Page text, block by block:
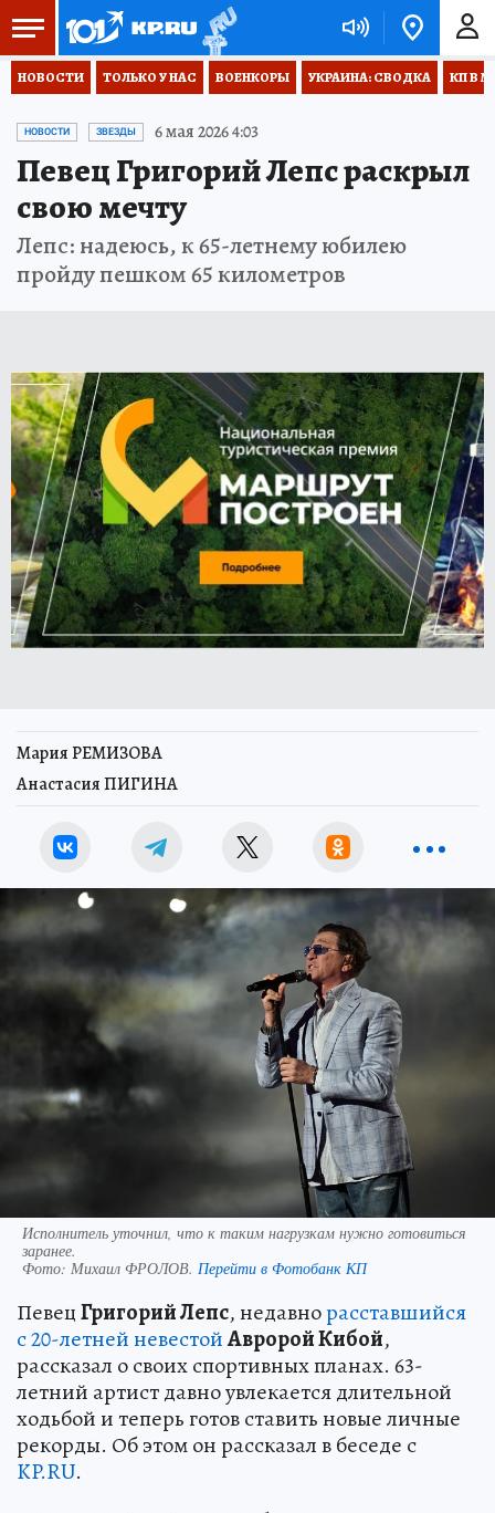
НОВОСТИ ТОЛЬКО У НАС ВОЕНКОРЫ УКРАИНА: СВОДКА КП В
НОВОСТИ ЗВЕЗДЫ 6 мая 2026 4:03
Певец Григорий Лепс раскрыл
свою мечту
Лепс: надеюсь, к 65-летнему юбилею
пройду пешком 65 километров
Мария РЕМИЗОВА
Анастасия ПИГИНА
Исполнитель уточнил, что к таким нагрузкам нужно готовиться
заранее.
Фото: Михаил ФРОЛОВ. Перейти в Фотобанк КП
ПевецГригорий Лепс, недавнорасставшийся
с 20-летней невестойАвророй Кибой,
рассказал о своих спортивных планах. 63-
летний артист давно увлекается длительной
ходьбой и теперь готов ставить новые личные
рекорды. Об этом он рассказал в беседе с
KP.RU.